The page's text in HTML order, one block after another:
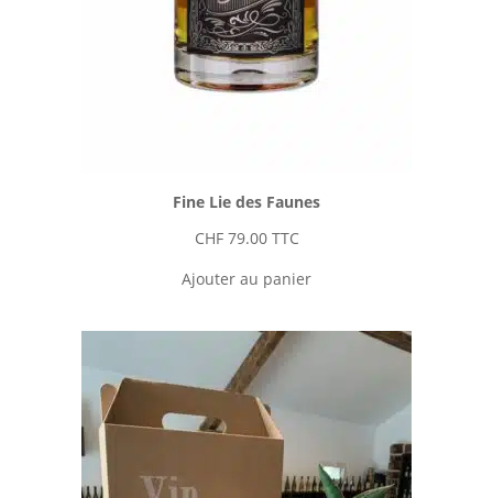
Fine Lie des Faunes
CHF79.00 TTC
Ajouter au panier